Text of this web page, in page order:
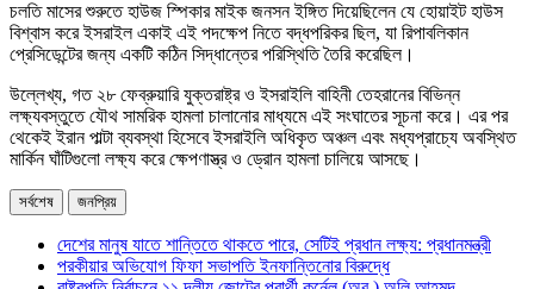
চলতি মাসের শুরুতে হাউজ স্পিকার মাইক জনসন ইঙ্গিত দিয়েছিলেন যে হোয়াইট হাউস
বিশ্বাস করে ইসরাইল একাই এই পদক্ষেপ নিতে বদ্ধপরিকর ছিল, যা রিপাবলিকান
প্রেসিডেন্টের জন্য একটি কঠিন সিদ্ধান্তের পরিস্থিতি তৈরি করেছিল।
উল্লেখ্য, গত ২৮ ফেব্রুয়ারি যুক্তরাষ্ট্র ও ইসরাইলি বাহিনী তেহরানের বিভিন্ন
লক্ষ্যবস্তুতে যৌথ সামরিক হামলা চালানোর মাধ্যমে এই সংঘাতের সূচনা করে। এর পর
থেকেই ইরান পাল্টা ব্যবস্থা হিসেবে ইসরাইলি অধিকৃত অঞ্চল এবং মধ্যপ্রাচ্যে অবস্থিত
মার্কিন ঘাঁটিগুলো লক্ষ্য করে ক্ষেপণাস্ত্র ও ড্রোন হামলা চালিয়ে আসছে।
সর্বশেষ জনপ্রিয়
দেশের মানুষ যাতে শান্তিতে থাকতে পারে, সেটিই প্রধান লক্ষ্য: প্রধানমন্ত্রী
পরকীয়ার অভিযোগ ফিফা সভাপতি ইনফান্তিনোর বিরুদ্ধে